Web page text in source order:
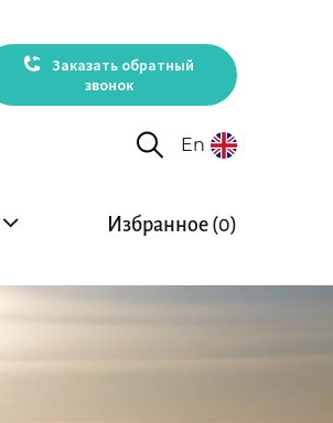
Заказать обратный
звонок
En
Избранное (0)